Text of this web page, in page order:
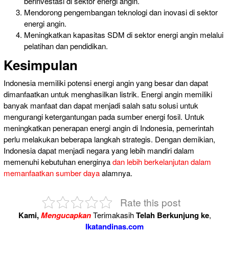
Mendorong pengembangan teknologi dan inovasi di sektor
energi angin.
Meningkatkan kapasitas SDM di sektor energi angin melalui
pelatihan dan pendidikan.
Kesimpulan
Indonesia memiliki potensi energi angin yang besar dan dapat
dimanfaatkan untuk menghasilkan listrik. Energi angin memiliki
banyak manfaat dan dapat menjadi salah satu solusi untuk
mengurangi ketergantungan pada sumber energi fosil. Untuk
meningkatkan penerapan energi angin di Indonesia, pemerintah
perlu melakukan beberapa langkah strategis. Dengan demikian,
Indonesia dapat menjadi negara yang lebih mandiri dalam
memenuhi kebutuhan energinyadan lebih berkelanjutan dalam
memanfaatkan sumber dayaalamnya.
Rate this post
Kami,MengucapkanTerimakasihTelah Berkunjung ke,
Ikatandinas.com